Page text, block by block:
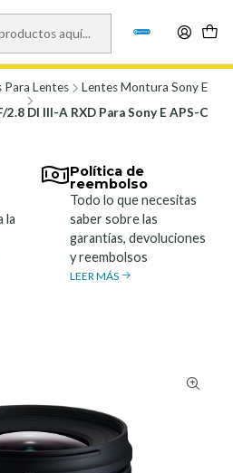
5478, Ñuñoa. Lunes a Viernes 9.30 a
de 10:00 a 17:00
Para Lentes
Lentes Montura Sony E
DI III-A RXD Para Sony E APS-C
la
Política de
reembolso
Todo lo que necesitas
saber sobre las
garantías, devoluciones
y reembolsos
LEER MÁS